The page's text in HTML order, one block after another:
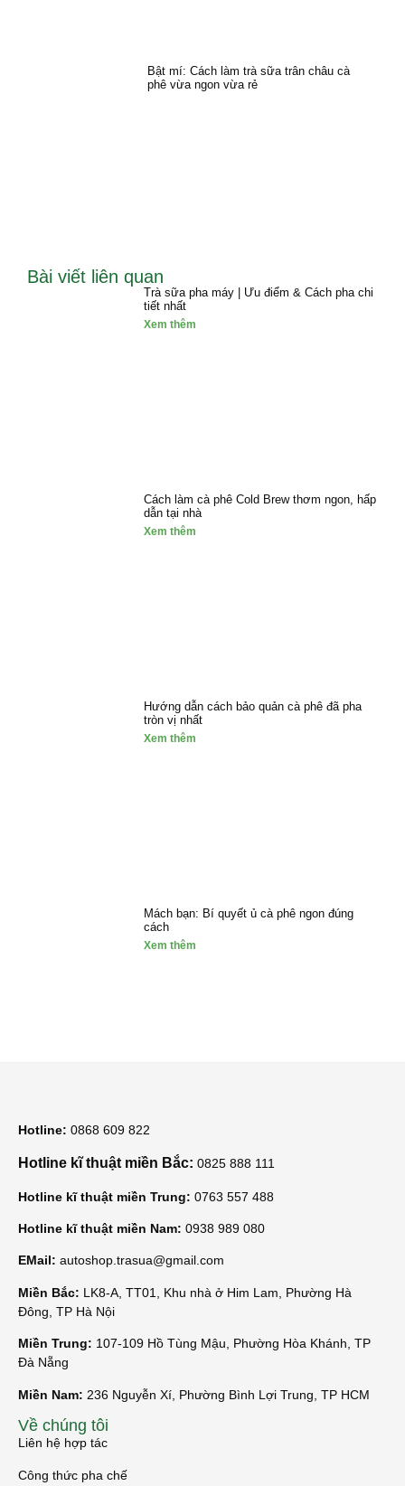
Bật mí: Cách làm trà sữa trân châu cà
phê vừa ngon vừa rẻ
Bài viết liên quan
Trà sữa pha máy | Ưu điểm & Cách pha chi
tiết nhất
Xem thêm
Cách làm cà phê Cold Brew thơm ngon, hấp
dẫn tại nhà
Xem thêm
Hướng dẫn cách bảo quản cà phê đã pha
tròn vị nhất
Xem thêm
Mách bạn: Bí quyết ủ cà phê ngon đúng
cách
Xem thêm
Hotline: 0868 609 822
Hotline kĩ thuật miền Bắc: 0825 888 111
Hotline kĩ thuật miền Trung: 0763 557 488
Hotline kĩ thuật miền Nam: 0938 989 080
EMail: autoshop.trasua@gmail.com
Miền Bắc: LK8-A, TT01, Khu nhà ở Him Lam, Phường Hà
Đông, TP Hà Nội
Miền Trung: 107-109 Hồ Tùng Mậu, Phường Hòa Khánh, TP
Đà Nẵng
Miền Nam: 236 Nguyễn Xí, Phường Bình Lợi Trung, TP HCM
Về chúng tôi
Liên hệ hợp tác
Công thức pha chế